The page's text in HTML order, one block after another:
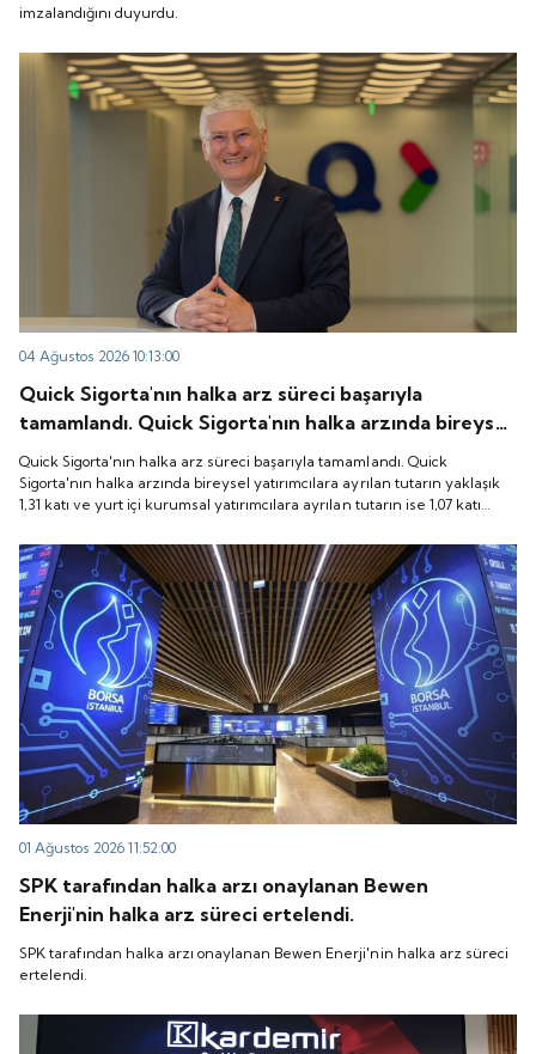
imzalandığını duyurdu.
04 Ağustos 2026 10:13:00
Quick Sigorta'nın halka arz süreci başarıyla
tamamlandı. Quick Sigorta'nın halka arzında bireysel
yatırımcılara ayrılan tutarın yaklaşık 1,31 katı ve yurt
içi kurumsal yatırımcılara ayrılan tutarın ise 1,07 katı
talep geldi. Quick Sigorta, 6 Ağustos 2026 tarihinde
görmeye başlayacak.
Quick Sigorta'nın halka arz süreci başarıyla tamamlandı. Quick
Sigorta'nın halka arzında bireysel yatırımcılara ayrılan tutarın yaklaşık
1,31 katı ve yurt içi kurumsal yatırımcılara ayrılan tutarın ise 1,07 katı
koduyla Borsa İstanbul'da işlem görmeye başlayacak.
01 Ağustos 2026 11:52:00
SPK tarafından halka arzı onaylanan Bewen
Enerji'nin halka arz süreci ertelendi.
SPK tarafından halka arzı onaylanan Bewen Enerji'nin halka arz süreci
ertelendi.